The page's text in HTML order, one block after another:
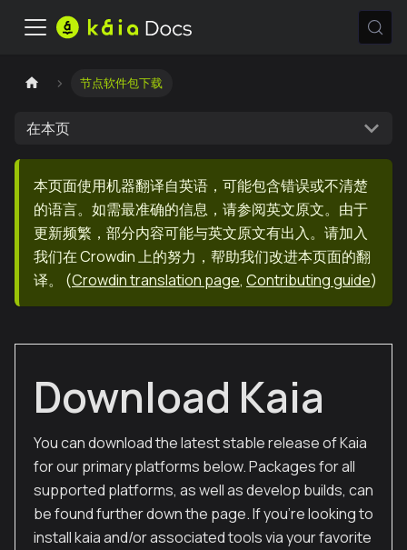
节点软件包下载
在本页
本页面使用机器翻译自英语，可能包含错误或不清楚
的语言。如需最准确的信息，请参阅英文原文。由于
更新频繁，部分内容可能与英文原文有出入。请加入
我们在 Crowdin 上的努力，帮助我们改进本页面的翻
译。
(Crowdin translation page, Contributing guide)
Download Kaia
You can download the latest stable release of Kaia
for our primary platforms below. Packages for all
supported platforms, as well as develop builds, can
be found further down the page. If you're looking to
install kaia and/or associated tools via your favorite